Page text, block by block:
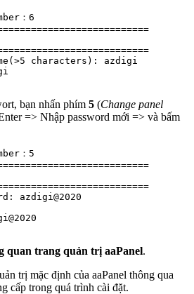
：6
characters): azdigi
bạn nhấn phím 5 (Change panel
=> Nhập password mới => và bấm
：5
azdigi@2020
quan trang quản trị aaPanel.
trị mặc định của aaPanel thông qua
cấp trong quá trình cài đặt.